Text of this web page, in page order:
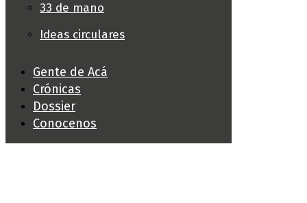
33 de mano
Ideas circulares
Gente de Acá
Crónicas
Dossier
Conocenos